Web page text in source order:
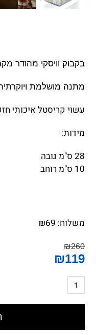
בקבוק וויסקי מהודר
מתנה מושלמת
עשוי קריסטל איכותי
מידות:
28 ס"מ גובה
10 ס"מ רוחב
משלוח: ₪69
₪260
₪119